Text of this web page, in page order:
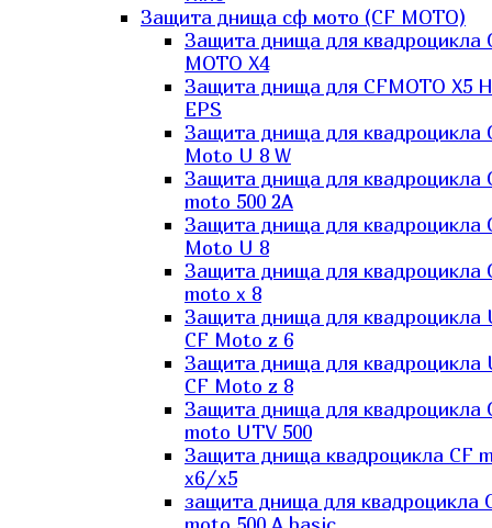
Защита днища сф мото (CF MOTO)
Защита днища для квадроцикла
MOTO X4
Защита днища для CFMOTO X5
EPS
Защита днища для квадроцикла
Moto U 8 W
Защита днища для квадроцикла
moto 500 2A
Защита днища для квадроцикла
Moto U 8
Защита днища для квадроцикла
moto x 8
Защита днища для квадроцикла
CF Moto z 6
Защита днища для квадроцикла
CF Moto z 8
Защита днища для квадроцикла
moto UTV 500
Защита днища квадроцикла СF
x6/x5
защита днища для квадроцикла